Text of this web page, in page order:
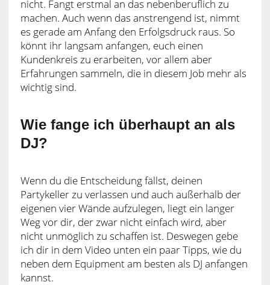
nicht. Fangt erstmal an das nebenberuflich zu
machen. Auch wenn das anstrengend ist, nimmt
es gerade am Anfang den Erfolgsdruck raus. So
könnt ihr langsam anfangen, euch einen
Kundenkreis zu erarbeiten, vor allem aber
Erfahrungen sammeln, die in diesem Job mehr als
wichtig sind.
Wie fange ich überhaupt an als
DJ?
Wenn du die Entscheidung fällst, deinen
Partykeller zu verlassen und auch außerhalb der
eigenen vier Wände aufzulegen, liegt ein langer
Weg vor dir, der zwar nicht einfach wird, aber
nicht unmöglich zu schaffen ist. Deswegen gebe
ich dir in dem Video unten ein paar Tipps, wie du
neben dem Equipment am besten als DJ anfangen
kannst.